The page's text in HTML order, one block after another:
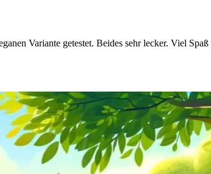
Variante getestet. Beides sehr lecker. Viel